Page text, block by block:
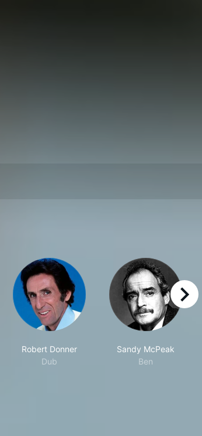
Robert Donner
Dub
Sandy McPeak
Ben
right